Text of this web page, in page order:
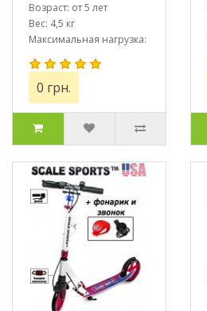
ножной тормоз
Возраст: от 5 лет
Вес: 4,5 кг
Максимальная нагрузка:
до 100 кг
0 грн.